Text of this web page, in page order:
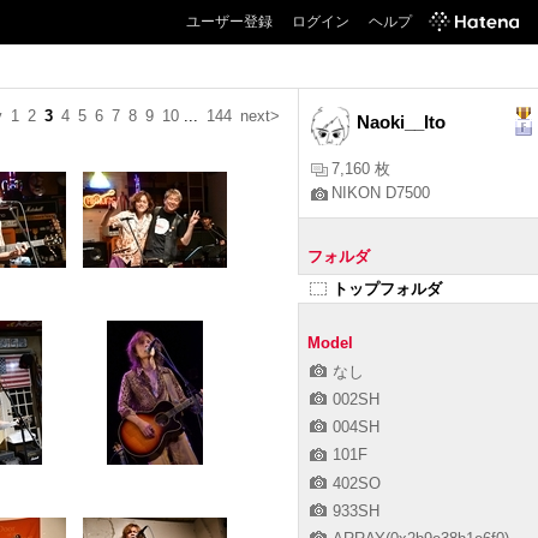
ユーザー登録 ログイン ヘルプ
1 2 3 4 5 6 7 8 9 10 ... 144 next> Naoki__Ito
7,160 枚
NIKON D7500
フォルダ
トップフォルダ
Model
なし
002SH
004SH
101F
402SO
933SH